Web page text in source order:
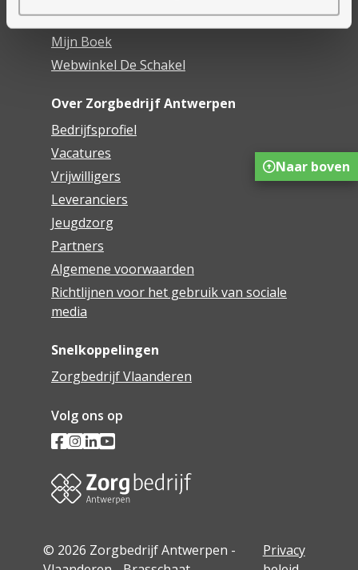
Onze innovaties
Mijn Boek
Webwinkel De Schakel
Over Zorgbedrijf Antwerpen
Bedrijfsprofiel
Vacatures
Vrijwilligers
Leveranciers
Jeugdzorg
Partners
Algemene voorwaarden
Richtlijnen voor het gebruik van sociale
media
Snelkoppelingen
Zorgbedrijf Vlaanderen
Volg ons op
© 2026 Zorgbedrijf Antwerpen -
Privacy
Naar boven